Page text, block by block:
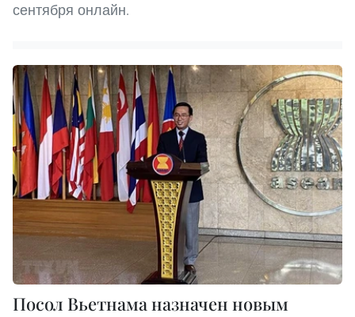
сентября онлайн.
Посол Вьетнама назначен новым